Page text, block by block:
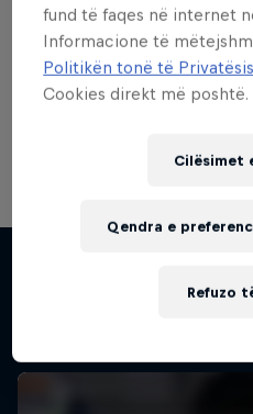
Red Bull
On track and off road, on two
fund të faqes në internet
Informacione të
Politikën tonë të
Cookies direkt më poshtë.
Cilësimet
Refuzo
Qendra e